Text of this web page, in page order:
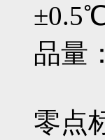
品量
零点